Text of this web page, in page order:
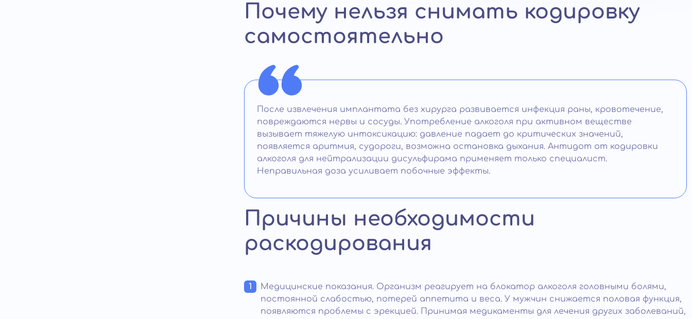
Почему нельзя снимать кодировку
самостоятельно
После извлечения имплантата без хирурга развивается инфекция раны, кровотечение,
повреждаются нервы и сосуды. Употребление алкоголя при активном веществе
вызывает тяжелую интоксикацию: давление падает до критических значений,
появляется аритмия, судороги, возможна остановка дыхания. Антидот от кодировки
алкоголя для нейтрализации дисульфирама применяет только специалист.
Неправильная доза усиливает побочные эффекты.
Причины необходимости
раскодирования
Медицинские показания. Организм реагирует на блокатор алкоголя головными болями,
постоянной слабостью, потерей аппетита и веса. У мужчин снижается половая функция,
появляются проблемы с эрекцией. Принимая медикаменты для лечения других заболеваний,